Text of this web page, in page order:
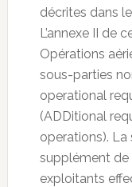
décrites dans le
L’annexe II de
Opérations
sous-parties
operational
(ADDitional
operations). La
supplément de
exploitants